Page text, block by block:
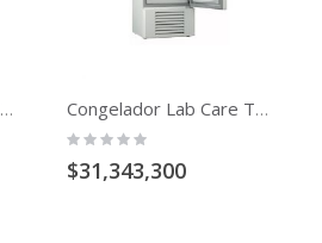
Congelador Lab Care Temperatura De -10 A -25 De 150 Litros Puerta Solida Congelador Lab Care Temperatura -10 A -25 De 400 Litros
Rating:
0%
$31,343,300